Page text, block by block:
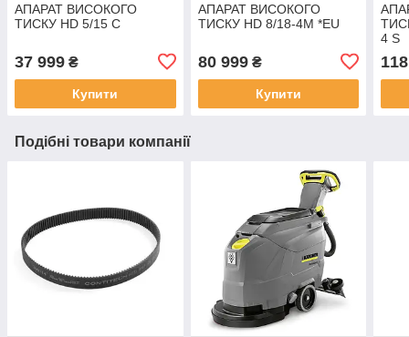
АПАРАТ ВИСОКОГО
ТИСКУ HD 5/15 C
37 999 ₴
Купити
АПАРАТ ВИСОКОГО
ТИСКУ HD 8/18-4M *EU
80 999₴
Купити
4 S
Подібні товари компанії